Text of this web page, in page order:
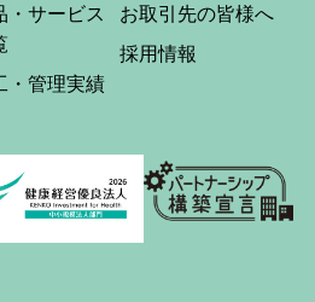
・サービス
・管理実績
お取引先の皆様へ
採用情報